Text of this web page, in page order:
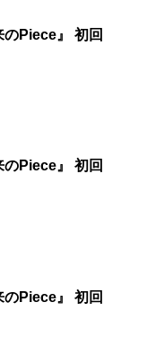
Piece』 初回
Piece』 初回
Piece』 初回